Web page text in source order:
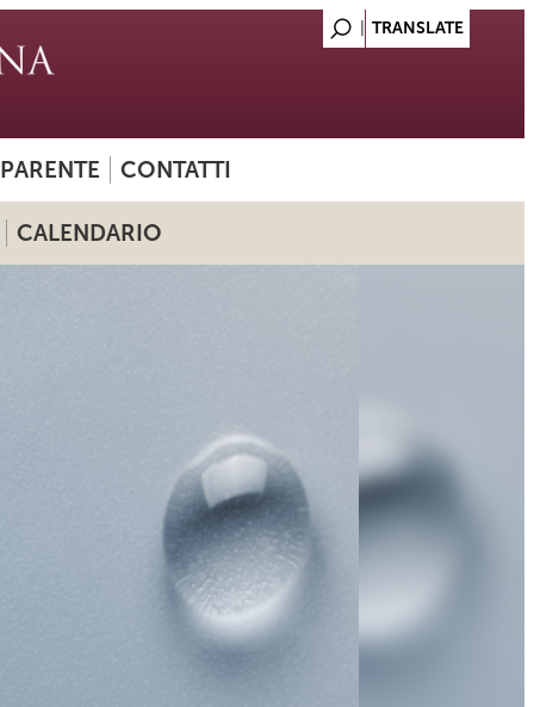
CONTATTI
CALENDARIO